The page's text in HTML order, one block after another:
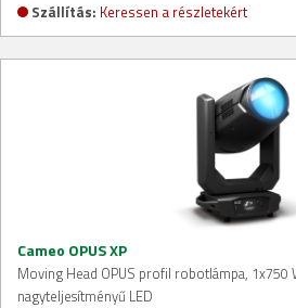
Szállítás: Keressen a részletekért
Cameo OPUS XP
Moving Head OPUS profil robotlámpa, 1x750
nagyteljesítményű LED